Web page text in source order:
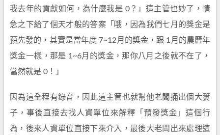
我去年的貢獻如何，為什麼我是 0？」這主管也妙了，情
急之下給了個天才般的答案「哦，因為我們七月的獎金是
預先發的，其實是當年度 7~12月的獎金，跟 1月的農曆年
獎金一樣，那是 1~6月的獎金，那你八月之後就不在了，
當然就是 0！」
因為這全程有錄音，因此這主管也就幫他老闆捅出個大簍
子，事後直接去找人資單位來解釋「預發獎金」這個行
為，後來人資單位直接下來介入，最後大老闆出來處理這